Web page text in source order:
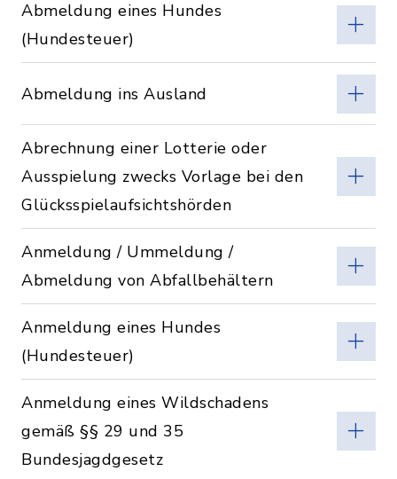
Abmeldung eines Hundes
(Hundesteuer)
Abmeldung ins Ausland
Abrechnung einer Lotterie oder
Ausspielung zwecks Vorlage bei den
Glücksspielaufsichtshörden
Anmeldung / Ummeldung /
Abmeldung von Abfallbehältern
Anmeldung eines Hundes
(Hundesteuer)
Anmeldung eines Wildschadens
gemäß §§ 29 und 35
Bundesjagdgesetz